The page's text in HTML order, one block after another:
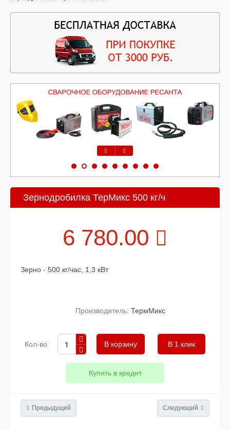
Зернодробилка ТерМикс 500 кг/ч
6 780.00
Зерно - 500 кг/час, 1,3 кВт
Производитель: ТермМикс
Кол-во В 1 клик
Купить в кредит
Предыдущий Следующий